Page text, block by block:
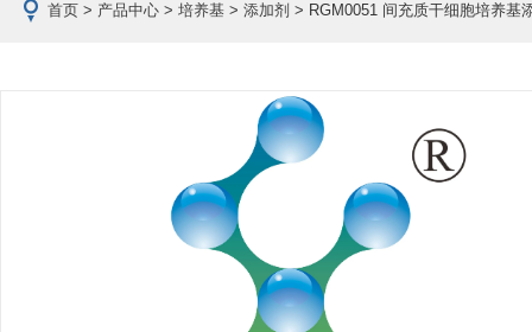
首页 > 产品中心 > 培养基 > 添加剂 > RGM0051 间充质干细胞培养基